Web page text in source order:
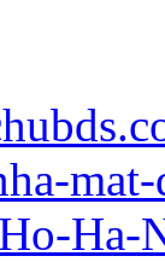
Ha-